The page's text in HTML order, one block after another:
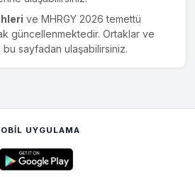
ve MHRGY 2026 temettü
güncellenmektedir. Ortaklar ve
sayfadan ulaşabilirsiniz.
UYGULAMA